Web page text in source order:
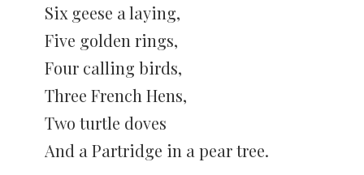
Six geese a laying,
Five golden rings,
Four calling birds,
Three French Hens,
Two turtle doves
And a Partridge in a pear tree.